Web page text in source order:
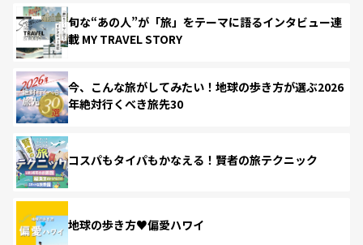
旬な“あの人”が「旅」をテーマに語るインタビュー連
載 MY TRAVEL STORY
今、こんな旅がしてみたい！地球の歩き方が選ぶ2026
年絶対行くべき旅先30
コスパもタイパもかなえる！賢者の旅テクニック
地球の歩き方♥偏愛ハワイ